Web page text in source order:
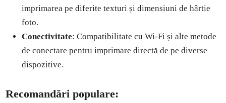
imprimarea pe diferite texturi și dimensiuni de hârtie
foto.
Conectivitate: Compatibilitate cu Wi-Fi și alte metode
de conectare pentru imprimare directă de pe diverse
dispozitive.
Recomandări populare: